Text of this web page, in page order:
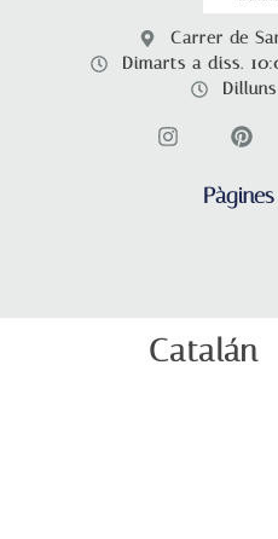
Carrer de
Dimarts a diss.
Catalán